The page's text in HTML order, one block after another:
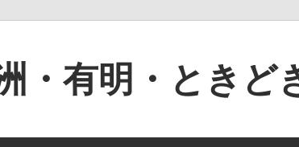
・有明・ときど